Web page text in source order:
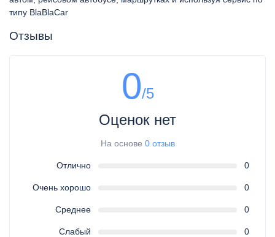
типу BlaBlaCar
Отзывы
0/5
Оценок нет
На основе 0 отзыв
Отлично 0
Очень хорошо 0
Среднее 0
Слабый 0